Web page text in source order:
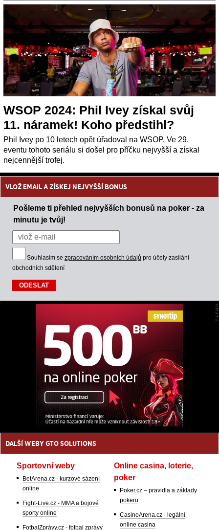
WSOP 2024: Phil Ivey získal svůj
11. náramek! Koho předstihl?
Phil Ivey po 10 letech opět úřadoval na WSOP. Ve 29.
eventu tohoto seriálu si došel pro příčku nejvyšší a získal
nejcennější trofej.
VLOŽ EMAIL A ZÍSKEJ NEJVYŠŠÍ BONUS
Pošleme ti přehled nejvyšších bonusů na poker - za
minutu je tvůj!
Souhlasím se zpracováním osobních údajů pro účely zasílání
obchodních sdělení
DALŠÍ WEBY GTO SOLUTIONS
Sportovní weby
BetArena.cz - kurzové sázení
online
Fight-Live.cz - MMA a bojové
sporty online
FotbalZprávy.cz - fotbal zprávy
Online casina, loterie,
poker
Poker.cz – pravidla a základy
pokeru
CasinoArena.cz - legální
online casina